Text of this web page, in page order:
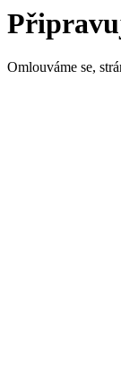
Omlouváme se,